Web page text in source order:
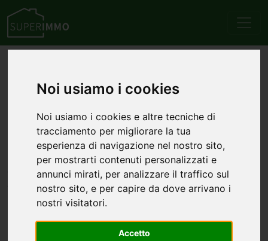
Noi usiamo i cookies
Noi usiamo i cookies e altre tecniche di
tracciamento per migliorare la tua
esperienza di navigazione nel nostro sito,
per mostrarti contenuti personalizzati e
annunci mirati, per analizzare il traffico sul
nostro sito, e per capire da dove arrivano i
nostri visitatori.
Accetto
Annunci di attività
commerciali
hotel/alberghi/residence
cerca l'immobile di tuo interessa tra l'elenco dei comuni
che hanno più annunci di attività commerciali
hotel/alberghi/residence
Attività commerciali hotel/alberghi/residence in